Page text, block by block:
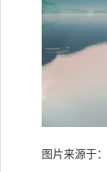
图片来源于：